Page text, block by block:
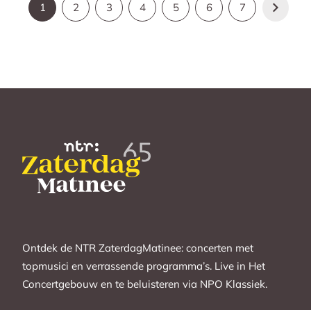
1 2 3 4 5 6 7
Ontdek de NTR ZaterdagMatinee: concerten met
topmusici en verrassende programma’s. Live in Het
Concertgebouw en te beluisteren via NPO Klassiek.